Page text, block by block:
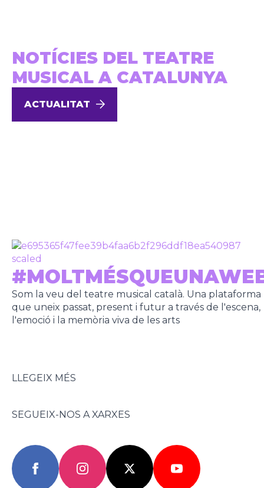
NOTÍCIES DEL TEATRE
MUSICAL A CATALUNYA
ACTUALITAT
Som la veu del teatre musical català. Una plataforma
que uneix passat, present i futur a través de l'escena,
l'emoció i la memòria viva de les arts
LLEGEIX MÉS
SEGUEIX-NOS A XARXES